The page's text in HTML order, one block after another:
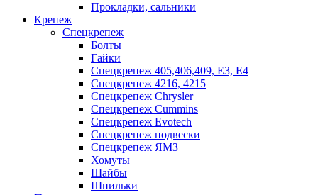
Прокладки, сальники
Крепеж
Спецкрепеж
Болты
Гайки
Спецкрепеж 405,406,409, Е3, Е4
Спецкрепеж 4216, 4215
Спецкрепеж Chrysler
Спецкрепеж Cummins
Спецкрепеж Evotech
Спецкрепеж подвески
Спецкрепеж ЯМЗ
Хомуты
Шайбы
Шпильки